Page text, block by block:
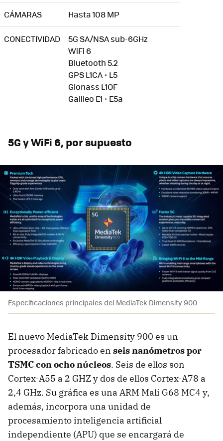
CÁMARAS Hasta 108 MP
CONECTIVIDAD
5G SA/NSA sub-6GHz
WiFi 6
Bluetooth 5.2
GPS L1CA + L5
Glonass L1OF
Galileo E1 + E5a
5G y WiFi 6, por supuesto
Especificaciones principales del MediaTek Dimensity 900.
El nuevo MediaTek Dimensity 900 es un
procesador fabricado en seis nanómetros por
TSMC con ocho núcleos. Seis de ellos son
Cortex-A55 a 2 GHZ y dos de ellos Cortex-A78 a
2,4 GHz. Su gráfica es una ARM Mali G68 MC4 y,
además, incorpora una unidad de
procesamiento inteligencia artificial
independiente (APU) que se encargará de